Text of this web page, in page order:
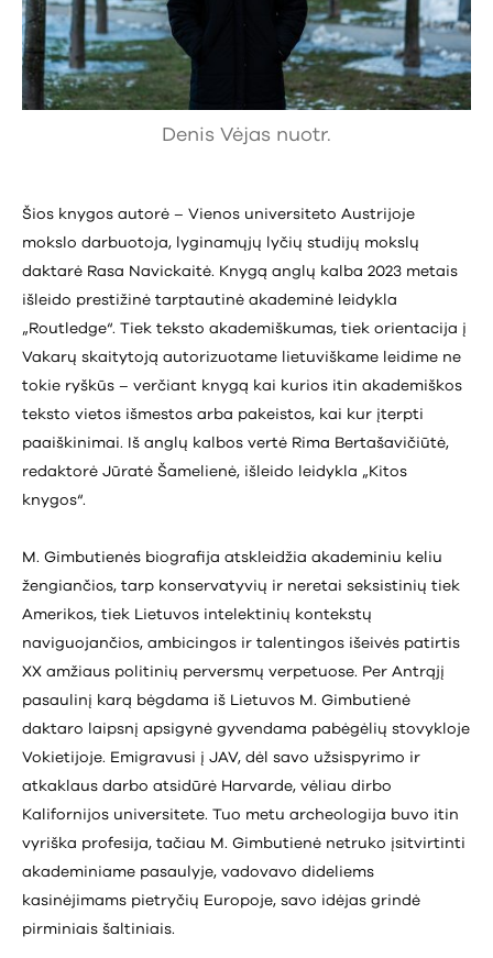
Denis Vėjas nuotr.
Šios knygos autorė – Vienos universiteto Austrijoje
mokslo darbuotoja, lyginamųjų lyčių studijų mokslų
daktarė Rasa Navickaitė. Knygą anglų kalba 2023 metais
išleido prestižinė tarptautinė akademinė leidykla
„Routledge“. Tiek teksto akademiškumas, tiek orientacija į
Vakarų skaitytoją autorizuotame lietuviškame leidime ne
tokie ryškūs – verčiant knygą kai kurios itin akademiškos
teksto vietos išmestos arba pakeistos, kai kur įterpti
paaiškinimai. Iš anglų kalbos vertė Rima Bertašavičiūtė,
redaktorė Jūratė Šamelienė, išleido leidykla „Kitos
knygos“.
M. Gimbutienės biografija atskleidžia akademiniu keliu
žengiančios, tarp konservatyvių ir neretai seksistinių tiek
Amerikos, tiek Lietuvos intelektinių kontekstų
naviguojančios, ambicingos ir talentingos išeivės patirtis
XX amžiaus politinių perversmų verpetuose. Per Antrąjį
pasaulinį karą bėgdama iš Lietuvos M. Gimbutienė
daktaro laipsnį apsigynė gyvendama pabėgėlių stovykloje
Vokietijoje. Emigravusi į JAV, dėl savo užsispyrimo ir
atkaklaus darbo atsidūrė Harvarde, vėliau dirbo
Kalifornijos universitete. Tuo metu archeologija buvo itin
vyriška profesija, tačiau M. Gimbutienė netruko įsitvirtinti
akademiniame pasaulyje, vadovavo dideliems
kasinėjimams pietryčių Europoje, savo idėjas grindė
pirminiais šaltiniais.